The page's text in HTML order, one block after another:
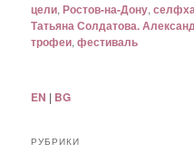
цели,Ростов-на-Дону,
Татьяна Солдатова.
трофеи,фестиваль
EN | BG
РУБРИКИ